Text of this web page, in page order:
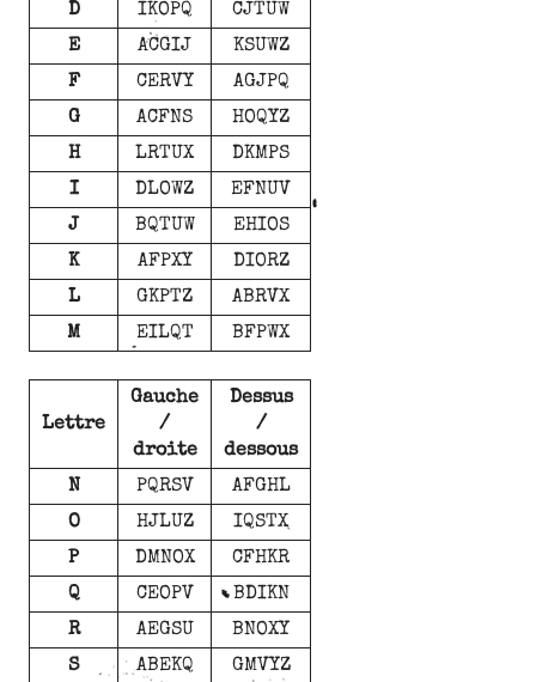
D
IKOPQ
CJTUW
E
ACGIJ
KSUWZ
F
CERVY
AGJPQ
G
ACFNS
HOQYZ
H
LRTUX
DKMPS
I
DLOWZ
EFNUV
J
BQTUW
EHIOS
K
AFPXY
DIORZ
L
GKPTZ
ABRVX
M
EILQT BFPWX
Lettre
Gauche
/
droite
Dessus
/
dessous
N
PQRSV
AFGHL
O
HJLUZ
IQSTX
P
DMNOX
CFHKR
Q
CEOPV
BDIKN
R
AEGSU
BNOXY
S
ABEKQ GMVYZ